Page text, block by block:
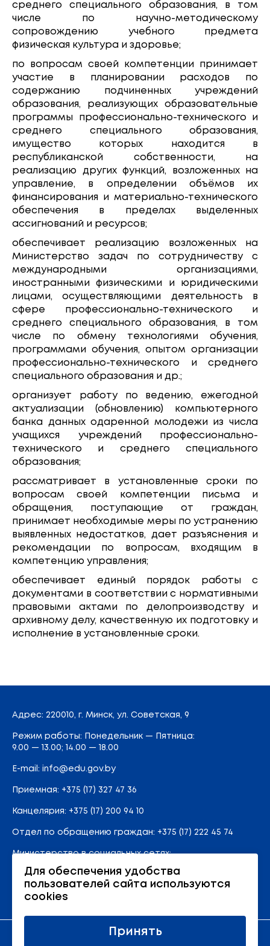
среднего специального образования, в том
числе по научно-методическому
сопровождению учебного предмета
физическая культура и здоровье;
по вопросам своей компетенции принимает
участие в планировании расходов по
содержанию подчиненных учреждений
образования, реализующих образовательные
программы профессионально-технического и
среднего специального образования,
имущество которых находится в
республиканской собственности, на
реализацию других функций, возложенных на
управление, в определении объёмов их
финансирования и материально-технического
обеспечения в пределах выделенных
ассигнований и ресурсов;
обеспечивает реализацию возложенных на
Министерство задач по сотрудничеству с
международными организациями,
иностранными физическими и юридическими
лицами, осуществляющими деятельность в
сфере профессионально-технического и
среднего специального образования, в том
числе по обмену технологиями обучения,
программами обучения, опытом организации
профессионально-технического и среднего
специального образования и др.;
организует работу по ведению, ежегодной
актуализации (обновлению) компьютерного
банка данных одаренной молодежи из числа
учащихся учреждений профессионально-
технического и среднего специального
образования;
рассматривает в установленные сроки по
вопросам своей компетенции письма и
обращения, поступающие от граждан,
принимает необходимые меры по устранению
выявленных недостатков, дает разъяснения и
рекомендации по вопросам, входящим в
компетенцию управления;
обеспечивает единый порядок работы с
документами в соответствии с нормативными
правовыми актами по делопроизводству и
архивному делу, качественную их подготовку и
исполнение в установленные сроки.
Адрес: 220010, г. Минск, ул. Советская, 9
Режим работы: Понедельник — Пятница:
9.00 — 13.00; 14.00 — 18.00
E-mail: info@edu.gov.by
Приемная: +375 (17) 327 47 36
Канцелярия: +375 (17) 200 94 10
Отдел по обращению граждан: +375 (17) 222 45 74
Министерство в социальных сетях:
Карта сайта
Для обеспечения удобства
пользователей сайта используются
cookies
Принять